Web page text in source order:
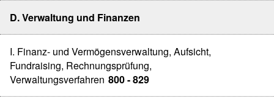
D. Verwaltung und Finanzen
I. Finanz- und Vermögensverwaltung, Aufsicht,
Fundraising, Rechnungsprüfung,
Verwaltungsverfahren 800 - 829